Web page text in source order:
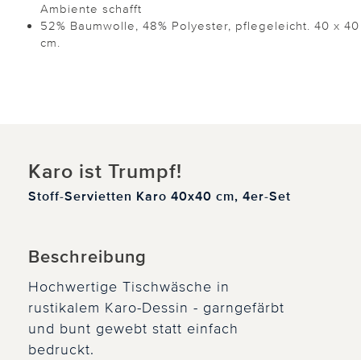
Ambiente schafft
52% Baumwolle, 48% Polyester, pflegeleicht. 40 x 40
cm.
Karo ist Trumpf!
Stoff-Servietten Karo 40x40 cm, 4er-Set
Beschreibung
Hochwertige Tischwäsche in
rustikalem Karo-Dessin - garngefärbt
und bunt gewebt statt einfach
bedruckt.